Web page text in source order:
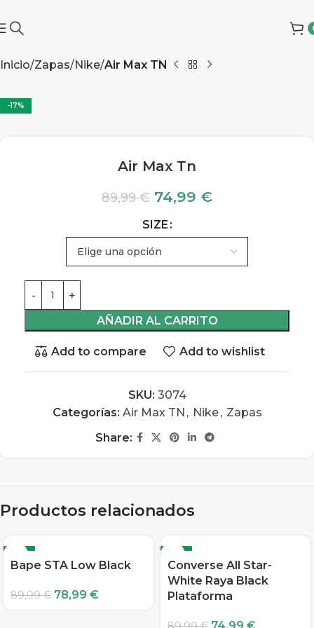
Inicio Zapas Nike Air Max TN
-17%
Air Max Tn
89,99€ 74,99 €
SIZE
AÑADIR AL CARRITO
Add to compare Add to wishlist
SKU: 3074
Categorías: Air Max TN , Nike, Zapas
Share:
Productos relacionados
-12%
Bape STA Low Black
89,99€ 78,99 €
-17%
Converse All Star-
White Raya Black
Plataforma